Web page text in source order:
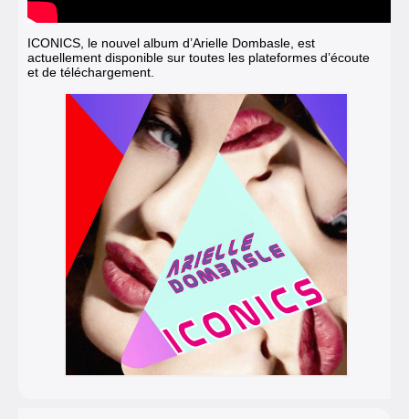
ICONICS, le nouvel album d’Arielle Dombasle, est
actuellement disponible sur toutes les plateformes d’écoute
et de téléchargement.